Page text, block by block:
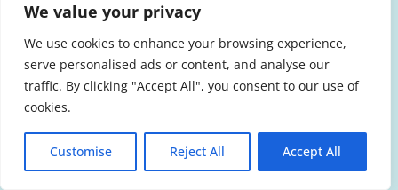
We value your privacy
We use cookies to enhance your browsing experience,
serve personalised ads or content, and analyse our
traffic. By clicking "Accept All", you consent to our use of
cookies.
Customise Reject All Accept All